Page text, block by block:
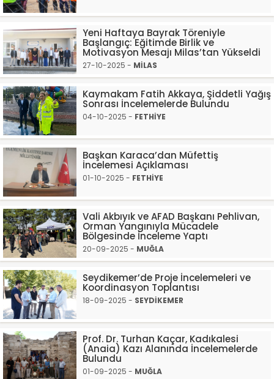
Yeni Haftaya Bayrak Töreniyle
Başlangıç: Eğitimde Birlik ve
Motivasyon Mesajı Milas’tan Yükseldi
27-10-2025 - MİLAS
Kaymakam Fatih Akkaya, Şiddetli Yağış
Sonrası İncelemelerde Bulundu
04-10-2025 - FETHİYE
Başkan Karaca’dan Müfettiş
İncelemesi Açıklaması
01-10-2025 - FETHİYE
Vali Akbıyık ve AFAD Başkanı Pehlivan,
Orman Yangınıyla Mücadele
Bölgesinde İnceleme Yaptı
20-09-2025 - MUĞLA
Seydikemer’de Proje İncelemeleri ve
Koordinasyon Toplantısı
18-09-2025 - SEYDİKEMER
Prof. Dr. Turhan Kaçar, Kadıkalesi
(Anaia) Kazı Alanında İncelemelerde
Bulundu
01-09-2025 - MUĞLA